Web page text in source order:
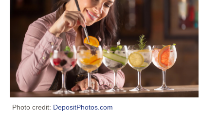
Photo credit: DepositPhotos.com